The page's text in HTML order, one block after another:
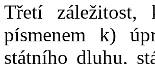
Třetí záležitost,
písmenem k)
státního dluhu,